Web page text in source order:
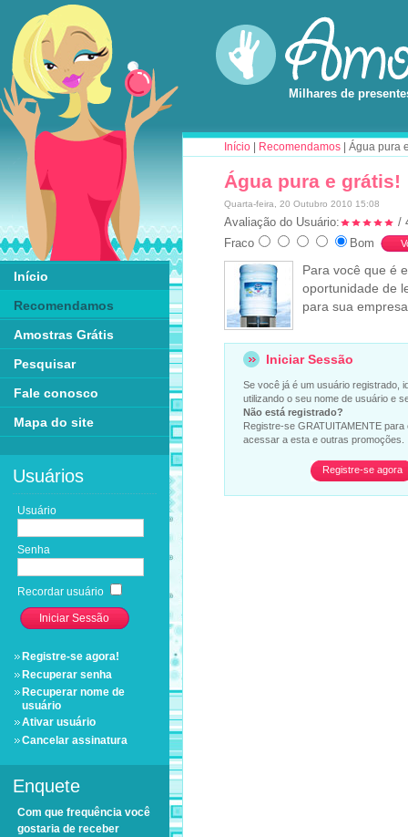
Milhares de
Início| Recomendamos| Água pura
Água pura e grátis!
Quarta-feira, 20 Outubro 2010 15:08
Avaliação do Usuário:
/
Fraco
Bom
Para você que é
oportunidade de
para sua
Iniciar Sessão
Se você já é um usuário registrado,
utilizando o seu nome de usuário e
Não está registrado?
Registre-se GRATUITAMENTE para
acessar a esta e outras promoções.
Registre-se agora
Início
Recomendamos
Amostras Grátis
Pesquisar
Fale conosco
Mapa do site
Usuários
Usuário
Senha
Recordar usuário
Registre-se agora!
Recuperar senha
Recuperar nome de
usuário
Ativar usuário
Cancelar assinatura
Enquete
Com que frequência você
gostaria de receber